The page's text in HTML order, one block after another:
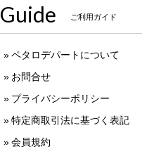
Guide ご利用ガイド
ペタロデパートについて
お問合せ
プライバシーポリシー
特定商取引法に基づく表記
会員規約